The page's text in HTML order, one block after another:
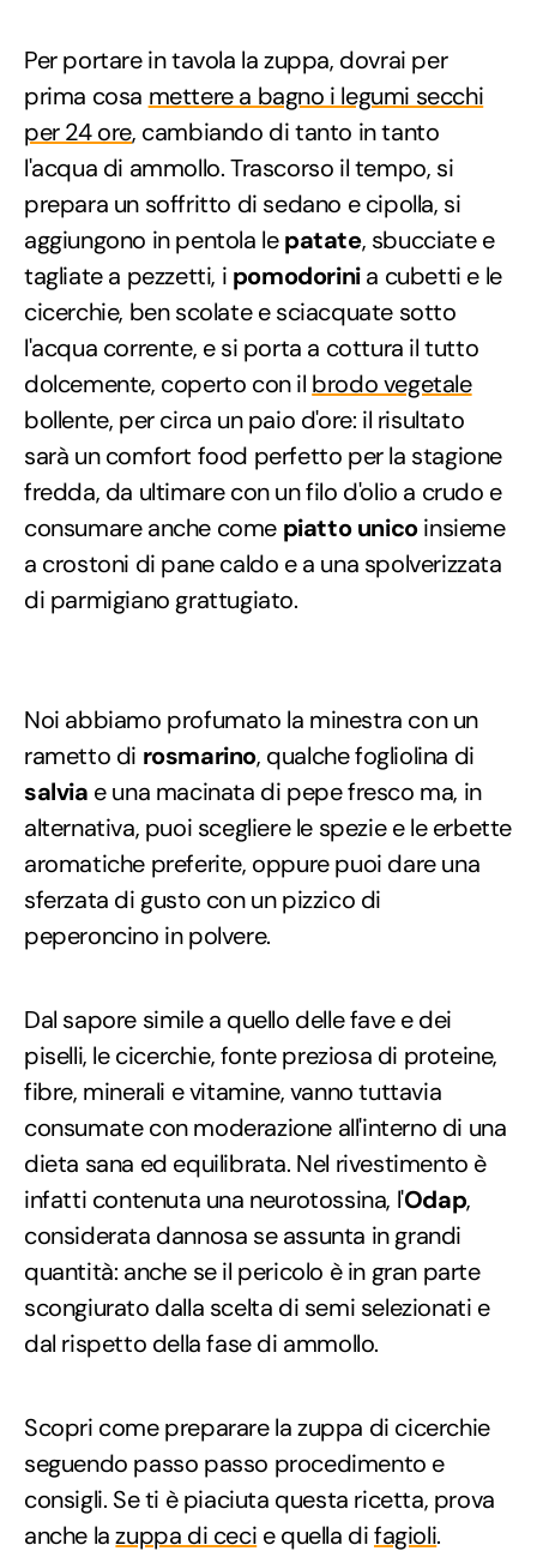
Per portare in tavola la zuppa, dovrai per
prima cosa mettere a bagno i legumi secchi
per 24 ore, cambiando di tanto in tanto
l'acqua di ammollo. Trascorso il tempo, si
prepara un soffritto di sedano e cipolla, si
aggiungono in pentola lepatate, sbucciate e
tagliate a pezzetti, i pomodorinia cubetti e le
cicerchie, ben scolate e sciacquate sotto
l'acqua corrente, e si porta a cottura il tutto
dolcemente, coperto con il brodo vegetale
bollente, per circa un paio d'ore: il risultato
sarà un comfort food perfetto per la stagione
fredda, da ultimare con un filo d'olio a crudo e
consumare anche come piatto unicoinsieme
a crostoni di pane caldo e a una spolverizzata
di parmigiano grattugiato.
Noi abbiamo profumato la minestra con un
rametto di rosmarino, qualche fogliolina di
salvia e una macinata di pepe fresco ma, in
alternativa, puoi scegliere le spezie e le erbette
aromatiche preferite, oppure puoi dare una
sferzata di gusto con un pizzico di
peperoncino in polvere.
Dal sapore simile a quello delle fave e dei
piselli, le cicerchie, fonte preziosa di proteine,
fibre, minerali e vitamine, vanno tuttavia
consumate con moderazione all'interno di una
dieta sana ed equilibrata. Nel rivestimento è
infatti contenuta una neurotossina, l'Odap,
considerata dannosa se assunta in grandi
quantità: anche se il pericolo è in gran parte
scongiurato dalla scelta di semi selezionati e
dal rispetto della fase di ammollo.
Scopri come preparare la zuppa di cicerchie
seguendo passo passo procedimento e
consigli. Se ti è piaciuta questa ricetta, prova
anche lazuppa di ceci e quella difagioli.